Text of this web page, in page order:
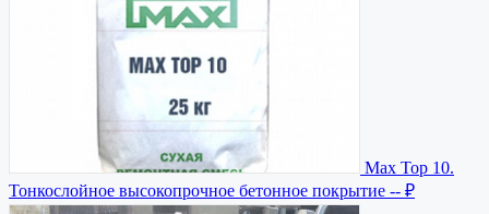
Мax Top 10.
Тонкослойное высокопрочное бетонное покрытие -- ₽